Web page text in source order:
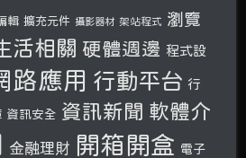
輯 擴充元件 攝影器材 架站程式
瀏覽
活相關 硬體週邊 程式設
路應用 行動平台 行
資訊安全 資訊新聞 軟體介
金融理財 開箱開盒 電子